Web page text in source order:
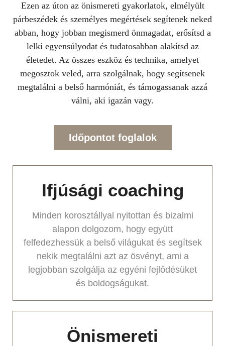
Ifjúsági coaching
Minden korosztállyal nyitottan és bizalmi
alapon dolgozom, hogy együtt
felfedezhessük a belső világukat és segítsek
nekik megtalálni azt az ösvényt, ami a
legjobban szolgálja az egyéni fejlődésüket
és boldogságukat.
Önismereti
Ezen az úton az önismereti gyakorlatok, elmélyült
párbeszédek és személyes megértések segítenek neked
abban, hogy jobban megismerd önmagadat, erősítsd a
lelki egyensúlyodat és tudatosabban alakítsd az
életedet. Az összes eszköz és technika, amelyet
megosztok veled, arra szolgálnak, hogy segítsenek
megtalálni a belső harmóniát, és támogassanak azzá
válni, aki igazán vagy.
Időpontot foglalok